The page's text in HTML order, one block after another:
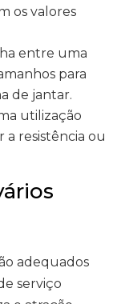
os valores
entre uma
para
de jantar.
utilização
resistência ou
adequados
serviço